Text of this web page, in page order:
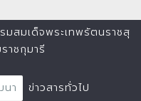
มสมเด็จพระเทพรัตนราชสุ
าชกุมารี
า ข่าวสารทั่วไป